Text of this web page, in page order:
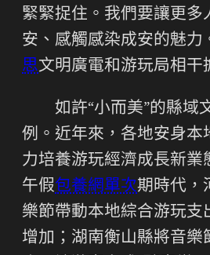
緊緊捉住。我們要讓更多
安、感觸感染成安的魅力
思文明廣電和游玩局相干
如許“小而美”的縣域
例。近年來，各地安身本
力培養游玩經濟成長新業
午假包養網單次期時代，
樂節帶動本地綜合游玩支
增加；湖南衡山縣將音樂